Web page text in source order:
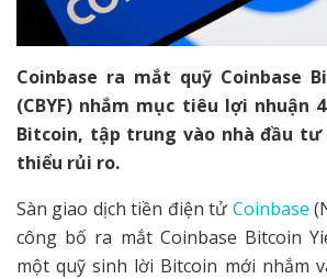
Coinbase ra mắt quỹ Coinbase
(CBYF) nhắm mục tiêu lợi nhuận
Bitcoin, tập trung vào nhà đầu
thiểu rủi ro.
Sàn giao dịch tiền điện tử Coinbase
công bố ra mắt Coinbase Bitcoin
một quỹ sinh lời Bitcoin mới nhắm